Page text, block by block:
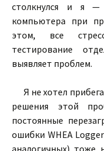
столкнулся и я —
компьютера при
этом, все
тестирование
выявляет проблем.
Я не хотел
решения этой
постоянные
ошибки WHEA
аналогичных) тоже